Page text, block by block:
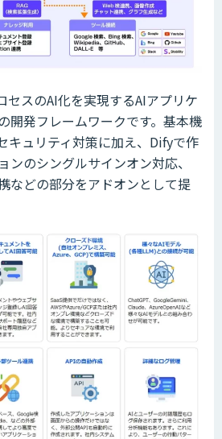
セスのAI化を実現するAIアプリケ
開発フレームワークです。基本機
キュリティ対策に加え、Difyで作
ンのシングルサインオン対応、
などの部分をアドオンとして提